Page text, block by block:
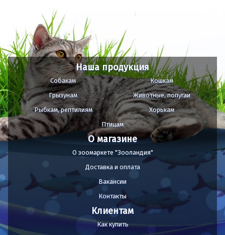
Наша продукция
Собакам
Кошкам
Грызунам
Животные, попугаи
Рыбкам, рептилиям
Хорькам
Птицам
О магазине
О зоомаркете "Зооландия"
Доставка и оплата
Вакансии
Контакты
Клиентам
Как купить